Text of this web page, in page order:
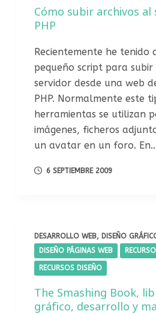
Cómo subir archivos al
PHP
Recientemente he tenido
pequeño script para
servidor desde una web
PHP. Normalmente este
herramientas se utilizan
imágenes, ficheros
un avatar en un foro.
6 SEPTIEMBRE 2009
DESARROLLO WEB, DISEÑO
DISEÑO PÁGINAS WEB
RECURSOS DISEÑO
The Smashing Book,
gráfico, desarrollo y